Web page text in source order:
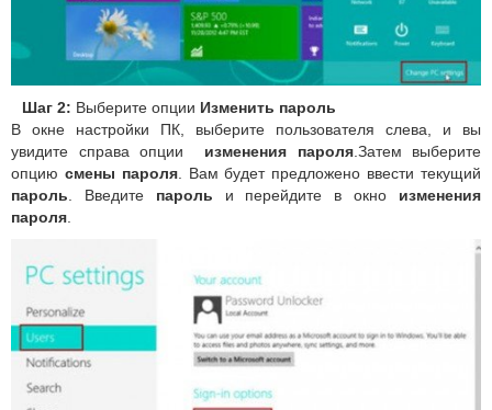
Шаг 2: Выберите опции Изменить пароль
В окне настройки ПК, выберите пользователя слева, и вы
увидите справа опции изменения пароля. Затем выберите
опцию смены пароля. Вам будет предложено ввести текущий
пароль
Введите пароль и перейдите в окно изменения
пароля